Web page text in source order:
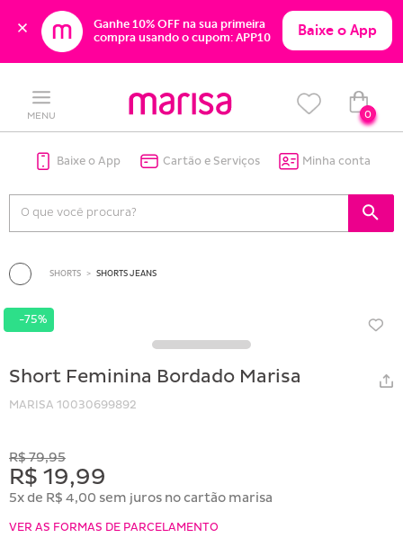
Ganhe 10% OFF na sua primeira
compra usando o cupom: APP10
Baixe o App
content
navigation
MENU 0
Baixe o App Cartão e Serviços Minha conta
SHORTS SHORTS JEANS
-75%
Short Feminina Bordado Marisa
MARISA 10030699892
R$ 79,95
R$ 19,99
5x de R$ 4,00 sem juros no cartão marisa
VER AS FORMAS DE PARCELAMENTO